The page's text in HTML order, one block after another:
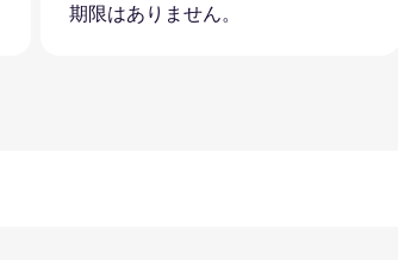
期限はありません。